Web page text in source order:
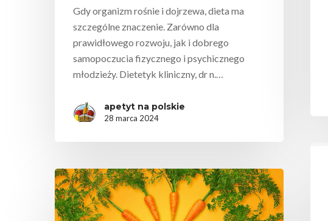
Gdy organizm rośnie i dojrzewa, dieta ma
szczególne znaczenie. Zarówno dla
prawidłowego rozwoju, jak i dobrego
samopoczucia fizycznego i psychicznego
młodzieży. Dietetyk kliniczny, dr n.…
apetyt na polskie
28 marca 2024